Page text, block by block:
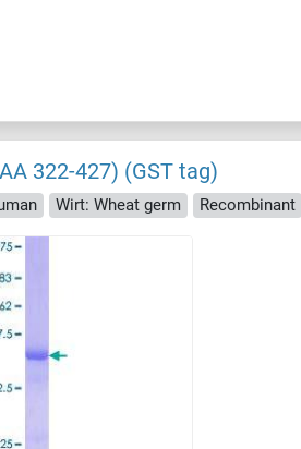
322-427) (GST tag)
Wirt: Wheat germ Recombinant